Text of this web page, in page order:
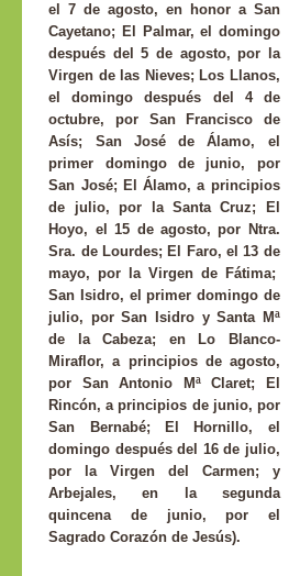
el 7 de agosto, en honor a San
Cayetano; El Palmar, el domingo
después del 5 de agosto, por la
Virgen de las Nieves; Los Llanos,
el domingo después del 4 de
octubre, por San Francisco de
Asís; San José de Álamo, el
primer domingo de junio, por
San José; El Álamo, a principios
de julio, por la Santa Cruz; El
Hoyo, el 15 de agosto, por Ntra.
Sra. de Lourdes; El Faro, el 13 de
mayo, por la Virgen de Fátima;
San Isidro, el primer domingo de
julio, por San Isidro y Santa Mª
de la Cabeza; en Lo Blanco-
Miraflor, a principios de agosto,
por San Antonio Mª Claret; El
Rincón, a principios de junio, por
San Bernabé; El Hornillo, el
domingo después del 16 de julio,
por la Virgen del Carmen; y
Arbejales, en la segunda
quincena de junio, por el
Sagrado Corazón de Jesús).